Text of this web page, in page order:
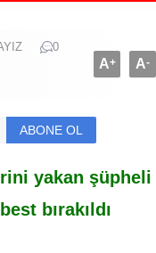
0
A+ A-
ABONE OL
yakan şüpheli
bırakıldı